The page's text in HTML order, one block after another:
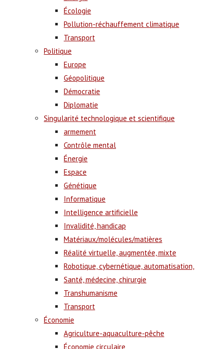
Écologie
Pollution-réchauffement climatique
Transport
Politique
Europe
Géopolitique
Démocratie
Diplomatie
Singularité technologique et scientifique
armement
Contrôle mental
Énergie
Espace
Génétique
Informatique
Intelligence artificielle
Invalidité, handicap
Matériaux/molécules/matières
Réalité virtuelle, augmentée, mixte
Robotique, cybernétique, automatisation,
Santé, médecine, chirurgie
Transhumanisme
Transport
Économie
Agriculture-aquaculture-pêche
Économie circulaire